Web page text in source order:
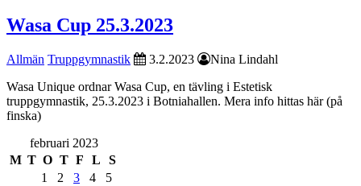
Wasa Cup 25.3.2023
Allmän Truppgymnastik 3.2.2023
Nina Lindahl
Wasa Unique ordnar Wasa Cup, en tävling i Estetisk
truppgymnastik, 25.3.2023 i Botniahallen. Mera info hittas här (på
finska)
februari 2023
M T O T F L
S
1
2 3 4
5